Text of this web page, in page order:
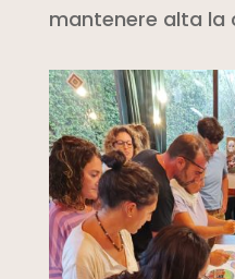
mantenere alta la